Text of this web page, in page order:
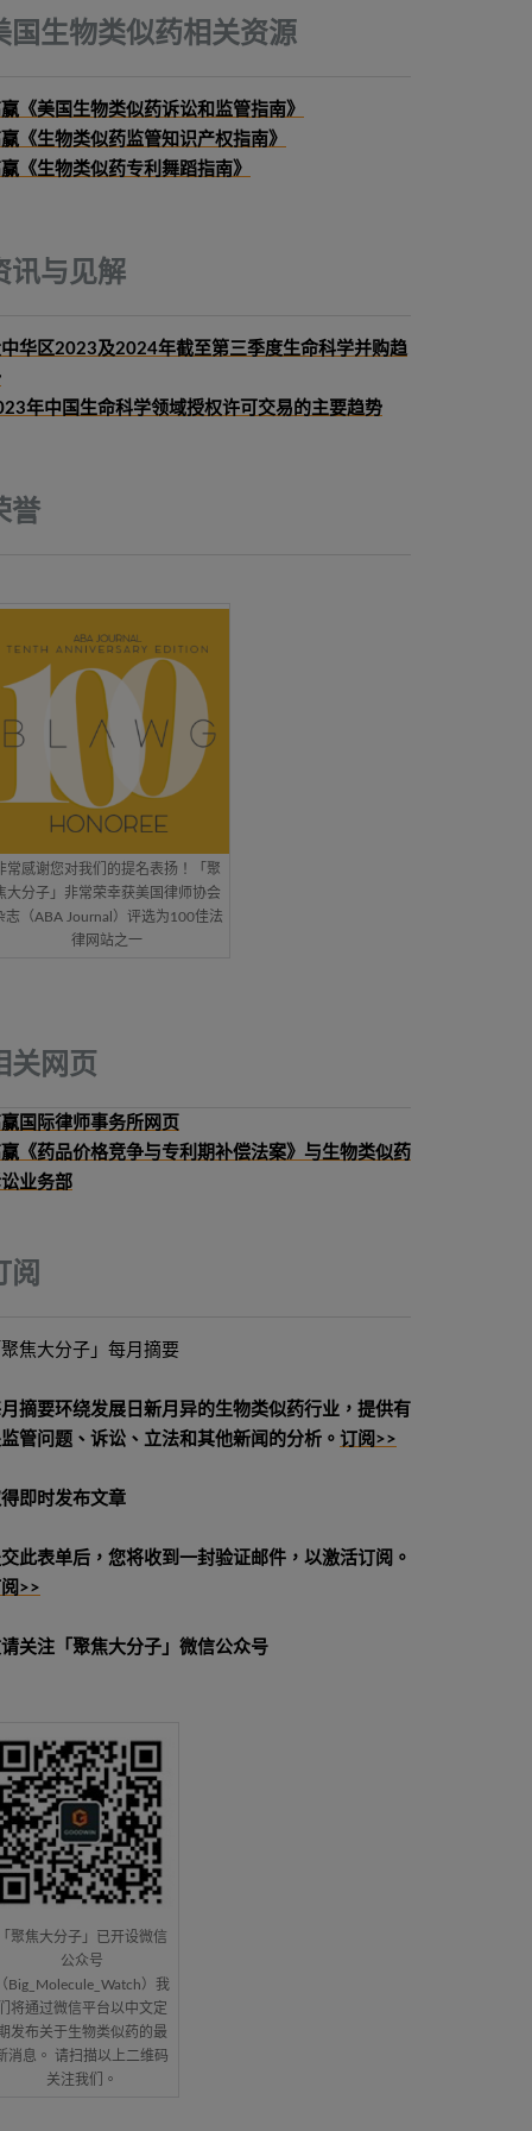
国生物类似药相关资源
《美国生物类似药诉讼和监管指南》
《生物类似药监管知识产权指南》
《生物类似药专利舞蹈指南》
讯与见解
华区2023及2024年截至第三季度生命科学并购趋
年中国生命科学领域授权许可交易的主要趋势
誉
常感谢您对我们的提名表扬！「聚
大分子」非常荣幸获美国律师协会
志（ABA Journal）评选为100佳法
律网站之一
关网页
国际律师事务所网页
《药品价格竞争与专利期补偿法案》与生物类似药
业务部
阅
焦大分子」每月摘要
摘要环绕发展日新月异的生物类似药行业，提供有
管问题、诉讼、立法和其他新闻的分析。 订阅>>
即时发布文章
此表单后，您将收到一封验证邮件，以激活订阅。
>>
关注「聚焦大分子」微信公众号
聚焦大分子」已开设微信
公众号
Big_Molecule_Watch）我
将通过微信平台以中文定
发布关于生物类似药的最
消息。 请扫描以上二维码
关注我们。